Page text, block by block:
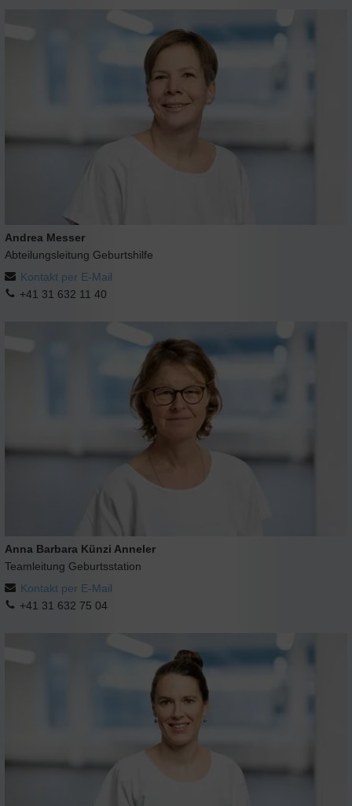
Andrea Messer
Abteilungsleitung Geburtshilfe
Kontakt per E-Mail
+41 31 632 11 40
Anna Barbara Künzi Anneler
Teamleitung Geburtsstation
Kontakt per E-Mail
+41 31 632 75 04